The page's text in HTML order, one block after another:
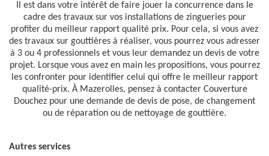
Il est dans votre intérêt de faire jouer la concurrence dans le
cadre des travaux sur vos installations de zingueries pour
profiter du meilleur rapport qualité prix. Pour cela, si vous avez
des travaux sur gouttières à réaliser, vous pourrez vous adresser
à 3 ou 4 professionnels et vous leur demandez un devis de votre
projet. Lorsque vous avez en main les propositions, vous pourrez
les confronter pour identifier celui qui offre le meilleur rapport
qualité-prix. À Mazerolles, pensez à contacter Couverture
Douchez pour une demande de devis de pose, de changement
ou de réparation ou de nettoyage de gouttière.
Autres services